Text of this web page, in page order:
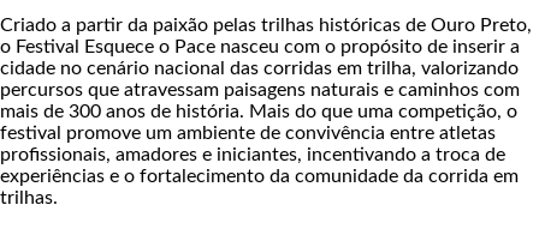
Criado a partir da paixão pelas trilhas históricas de Ouro Preto,
o Festival Esquece o Pace nasceu com o propósito de inserir a
cidade no cenário nacional das corridas em trilha, valorizando
percursos que atravessam paisagens naturais e caminhos com
mais de 300 anos de história. Mais do que uma competição, o
festival promove um ambiente de convivência entre atletas
profissionais, amadores e iniciantes, incentivando a troca de
experiências e o fortalecimento da comunidade da corrida em
trilhas.